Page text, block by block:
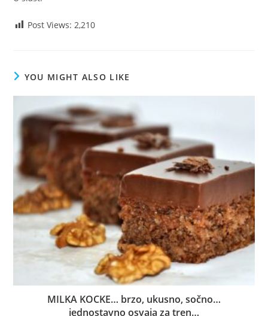
Post Views: 2,210
YOU MIGHT ALSO LIKE
MILKA KOCKE… brzo, ukusno, sočno…
jednostavno osvaja za tren…